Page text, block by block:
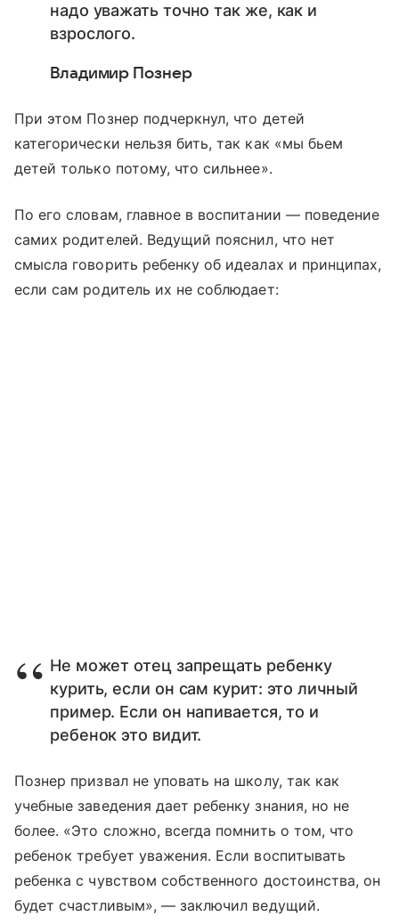
надо уважать точно так же, как и
взрослого.
Владимир Познер
При этом Познер подчеркнул, что детей
категорически нельзя бить, так как «мы бьем
детей только потому, что сильнее».
По его словам, главное в воспитании — поведение
самих родителей. Ведущий пояснил, что нет
смысла говорить ребенку об идеалах и принципах,
если сам родитель их не соблюдает:
Не может отец запрещать ребенку
курить, если он сам курит: это личный
пример. Если он напивается, то и
ребенок это видит.
Познер призвал не уповать на школу, так как
учебные заведения дает ребенку знания, но не
более. «Это сложно, всегда помнить о том, что
ребенок требует уважения. Если воспитывать
ребенка с чувством собственного достоинства, он
будет счастливым», — заключил ведущий.